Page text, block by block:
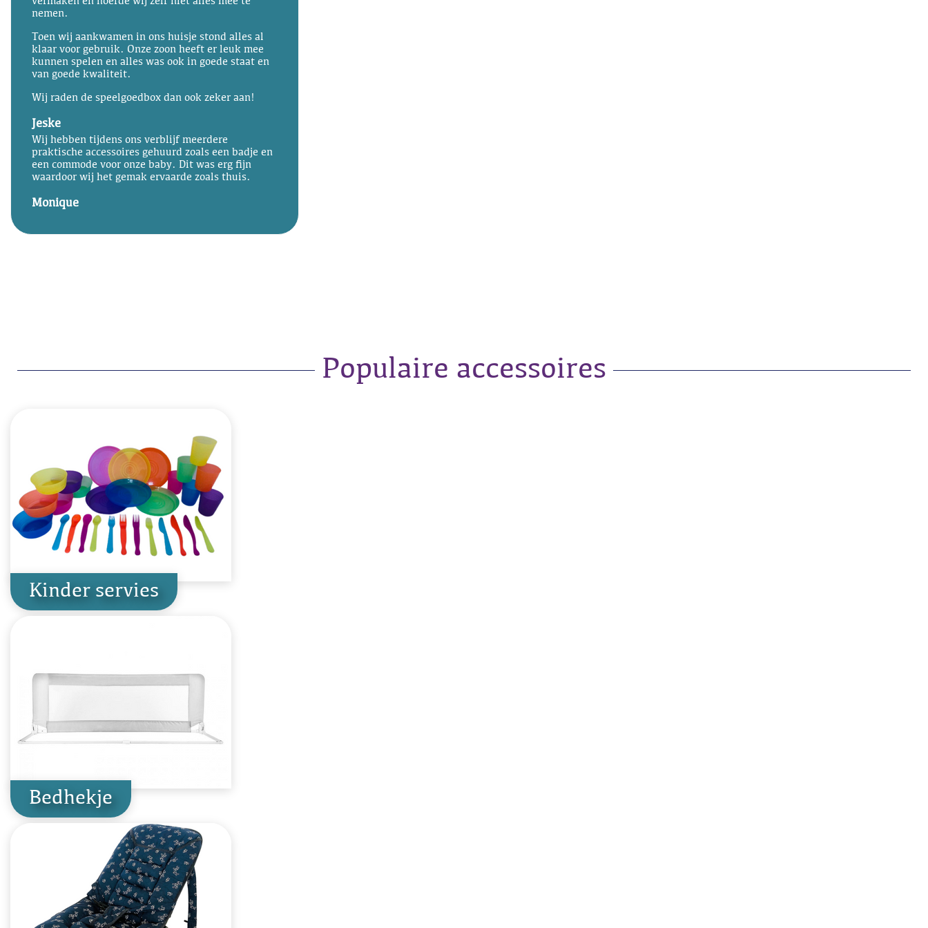
nemen.
Toen wij aankwamen in ons huisje stond alles al
klaar voor gebruik. Onze zoon heeft er leuk mee
kunnen spelen en alles was ook in goede staat en
van goede kwaliteit.
Wij raden de speelgoedbox dan ook zeker aan!
Jeske
Wij hebben tijdens ons verblijf meerdere
praktische accessoires gehuurd zoals een badje en
een commode voor onze baby. Dit was erg fijn
waardoor wij het gemak ervaarde zoals thuis.
Monique
Populaire accessoires
Kinder servies
Bedhekje